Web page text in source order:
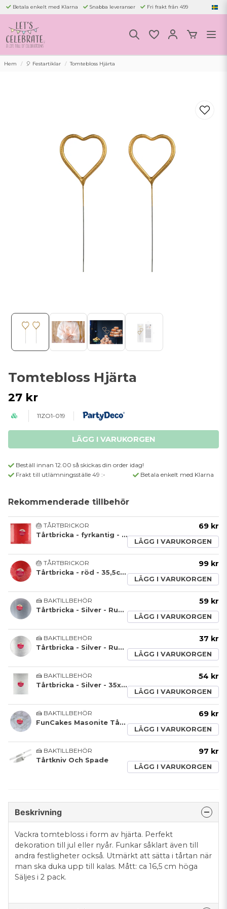
Betala enkelt med Klarna Snabba leveranser Fri frakt från 499
Hem 🎈 Festartiklar Tomtebloss Hjärta
Tomtebloss Hjärta
27 kr
11ZO1-019
LÄGG I VARUKORGEN
Beställ innan 12.00 så skickas din order idag!
Frakt till utlämningsställe 49 :-
Betala enkelt med Klarna
Rekommenderade tillbehör
🎂 TÅRTBRICKOR
Tårtbricka - fyrkantig - röd- 30,5cm - FunCakes
69 kr
LÄGG I VARUKORGEN
🎂 TÅRTBRICKOR
Tårtbricka - röd - 35,5cm - FunCakes
99 kr
LÄGG I VARUKORGEN
🍰 BAKTILLBEHÖR
Tårtbricka - Silver - Rund - 30cm - FunCakes
59 kr
LÄGG I VARUKORGEN
🍰 BAKTILLBEHÖR
Tårtbricka - Silver - Rund - 33cm - FunCakes
37 kr
LÄGG I VARUKORGEN
🍰 BAKTILLBEHÖR
Tårtbricka - Silver - 35x25cm - FunCakes
54 kr
LÄGG I VARUKORGEN
🍰 BAKTILLBEHÖR
FunCakes Masonite Tårtbricka 35 cm- Marmor Grå
69 kr
LÄGG I VARUKORGEN
🍰 BAKTILLBEHÖR
Tårtkniv Och Spade
97 kr
LÄGG I VARUKORGEN
Beskrivning
Vackra tomtebloss i form av hjärta. Perfekt
dekoration till jul eller nyår. Funkar såklart även till
andra festligheter också. Utmärkt att sätta i tårtan när
man ska duka upp till kalas. Mått: ca 16,5 cm höga
Säljes i 2 pack.